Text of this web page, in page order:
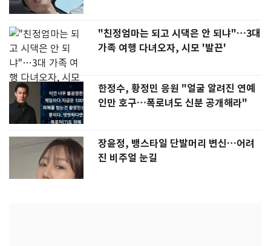
"친정엄마는 되고 시댁은 안 되냐"…3대
가족 여행 다녀오자, 시모 '발끈'
한정수, 황정민 응원 "얼굴 알려진 연예
인만 호구…폭로녀도 신분 공개해라"
장윤정, 뱅스타일 단발머리 변신…어려
진 비주얼 눈길